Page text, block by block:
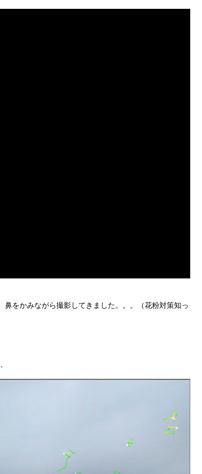
をかみながら撮影してきました。。。（花粉対策知っ